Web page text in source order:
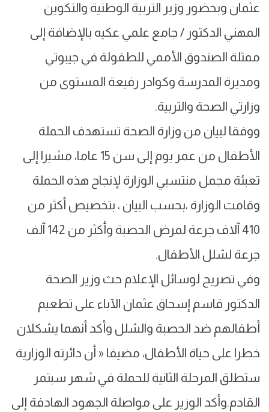
عثمان وبحضور وزير التربية الوطنية والتكوين
المهني الدكتور / جامع علمي عكيه بالإضافة إلى
ممثلة الصندوق الأممي للطفولة في جيبوتي
ومديرة المدرسة وكوادر رفيعة المستوى من
وزارتي الصحة والتربية.
ووفقا لبيان من وزارة الصحة تستهدف الحملة
الأطفال من عمر يوم إلى سن 15 عاما، مشيرا إلى
تعبئة مجمل منتسبي الوزارة لإنجاح هذه الحملة
وقامت الوزارة ،بحسب البيان ، بتخصيص أكثر من
410 آلاف جرعة لمرض الحصبة وأكثر من 142 آلف
جرعة لشلل الأطفال.
وفي تصريح لوسائل الإعلام حث وزير الصحة
الدكتور قاسم إسحاق عثمان الآباء على تطعيم
أطفالهم ضد الحصبة والشلل وأكد أنهما يشكلان
خطرا على حياة الأطفال، مضيفا « أن دائرته الوزارية
ستطلق المرحلة الثانية للحملة في شهر سبتمر
القادم.وأكد الوزير على مواصلة الجهود الهادفة إلى